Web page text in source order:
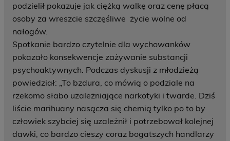
podzielił pokazuje jak ciężką walkę oraz cenę płacą
osoby za wreszcie szczęśliwe życie wolne od
nałogów.
Spotkanie bardzo czytelnie dla wychowanków
pokazało konsekwencje zażywanie substancji
psychoaktywnych. Podczas dyskusji z młodzieżą
powiedział: „To bzdura, co mówią o podziale na
rzekomo słabo uzależniające narkotyki i twarde. Dziś
liście marihuany nasącza się chemią tylko po to by
człowiek szybciej się uzależnił i potrzebował kolejnej
dawki, co bardzo cieszy coraz bogatszych handlarzy